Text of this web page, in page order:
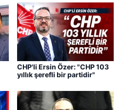
CHP'li Ersin Özer: "CHP 103
yıllık şerefli bir partidir"